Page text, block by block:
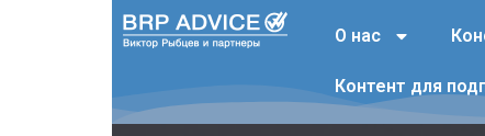
О нас
Контент для